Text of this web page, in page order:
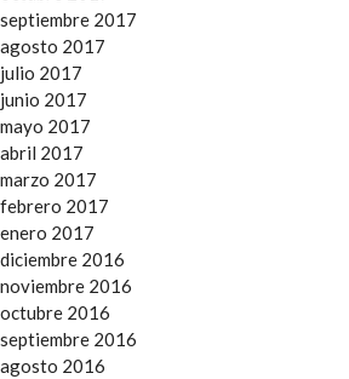
septiembre 2017
agosto 2017
julio 2017
junio 2017
mayo 2017
abril 2017
marzo 2017
febrero 2017
enero 2017
diciembre 2016
noviembre 2016
octubre 2016
septiembre 2016
agosto 2016